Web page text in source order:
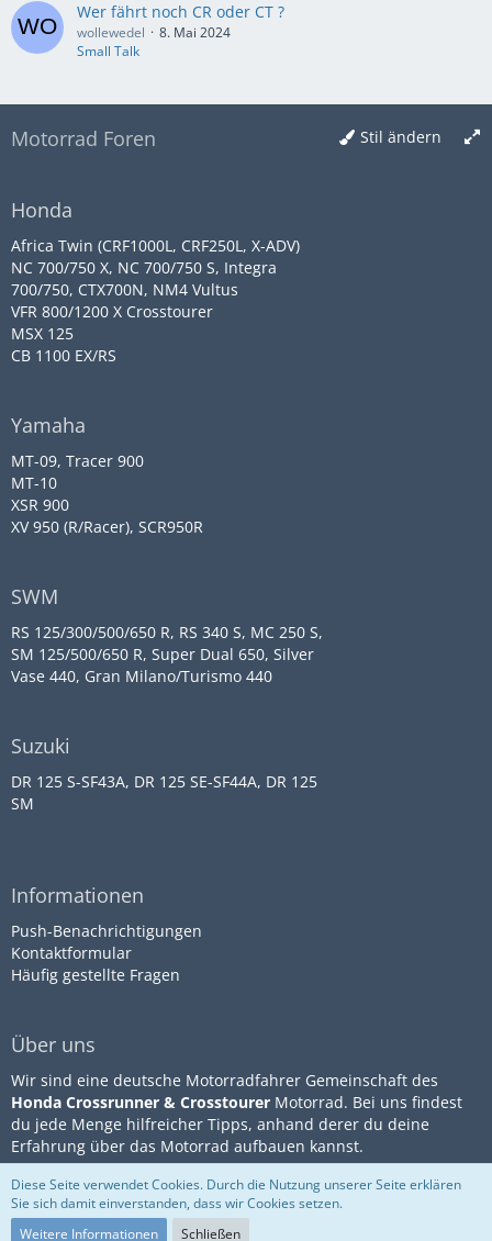
Wer fährt noch CR oder CT ?
wollewedel
8. Mai 2024
Small Talk
Stil ändern
Motorrad Foren
Honda
Africa Twin (CRF1000L, CRF250L, X-ADV)
NC 700/750 X, NC 700/750 S, Integra
700/750, CTX700N, NM4 Vultus
VFR 800/1200 X Crosstourer
MSX 125
CB 1100 EX/RS
Yamaha
MT-09, Tracer 900
MT-10
XSR 900
XV 950 (R/Racer), SCR950R
SWM
RS 125/300/500/650 R, RS 340 S, MC 250 S,
SM 125/500/650 R, Super Dual 650, Silver
Vase 440, Gran Milano/Turismo 440
Suzuki
DR 125 S-SF43A, DR 125 SE-SF44A, DR 125
SM
Informationen
Push-Benachrichtigungen
Kontaktformular
Häufig gestellte Fragen
Über uns
Wir sind eine deutsche Motorradfahrer Gemeinschaft des
Honda Crossrunner & Crosstourer Motorrad. Bei uns findest
du jede Menge hilfreicher Tipps, anhand derer du deine
Erfahrung über das Motorrad aufbauen kannst.
Community-Software:WoltLab
Suite™
Impressum
Diese Seite verwendet Cookies. Durch die Nutzung unserer Seite erklären
Sie sich damit einverstanden, dass wir Cookies setzen.
Weitere Informationen
Schließen